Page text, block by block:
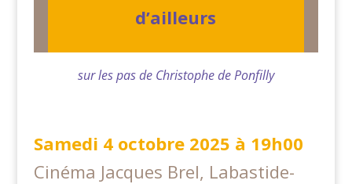
d’ailleurs
sur les pas de Christophe de Ponfilly
samedi 4 octobre 2025 à 19h00
Cinéma Jacques Brel, Labastide-